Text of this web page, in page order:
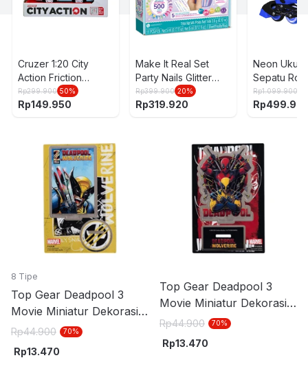
Cruzer 1:20 City
Action Friction
Electric Truck
Rp299.900 50%
Rp149.950
Make It Real Set
Party Nails Glitter
Studio
Rp399.900 20%
Rp319.920
Neon
Sepatu
Rp1.099.900
Rp
8 Tipe
Top Gear Deadpool 3
Movie Miniatur Dekorasi
Stand Akrilik S2 - Kuning
Rp44.900 70%
Rp13.470
Top Gear Deadpool 3
Movie Miniatur Dekorasi
Stand Akrilik S11 - Mix
Rp44.900 70%
Rp13.470